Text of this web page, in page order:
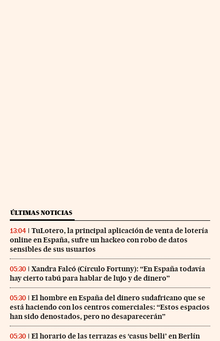
ÚLTIMAS NOTICIAS
13:04
TuLotero, la principal aplicación de venta de lotería
online en España, sufre un hackeo con robo de datos
sensibles de sus usuarios
05:30
Xandra Falcó (Círculo Fortuny): “En España todavía
hay cierto tabú para hablar de lujo y de dinero”
05:30
El hombre en España del dinero sudafricano que se
está haciendo con los centros comerciales: “Estos espacios
han sido denostados, pero no desaparecerán”
05:30 El horario de las terrazas es ‘casus belli’ en Berlín